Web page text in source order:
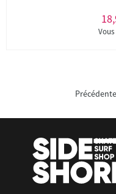
Précédente